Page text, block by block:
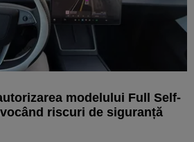
modelului Full Self-
riscuri de siguranță